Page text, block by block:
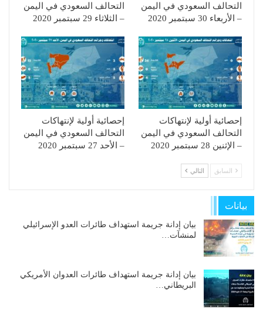
التحالف السعودي في اليمن
– الأربعاء 30 سبتمبر 2020
التحالف السعودي في اليمن
– الثلاثاء 29 سبتمبر 2020
إحصائية أولية لإنتهاكات
التحالف السعودي في اليمن
– الإثنين 28 سبتمبر 2020
إحصائية أولية لإنتهاكات
التحالف السعودي في اليمن
– الأحد 27 سبتمبر 2020
السابق التالي
بيانات
بيان إدانة جريمة استهداف طائرات العدو الإسرائيلي
لمنشآت…
بيان إدانة جريمة استهداف طائرات العدوان الأمريكي
البريطاني…